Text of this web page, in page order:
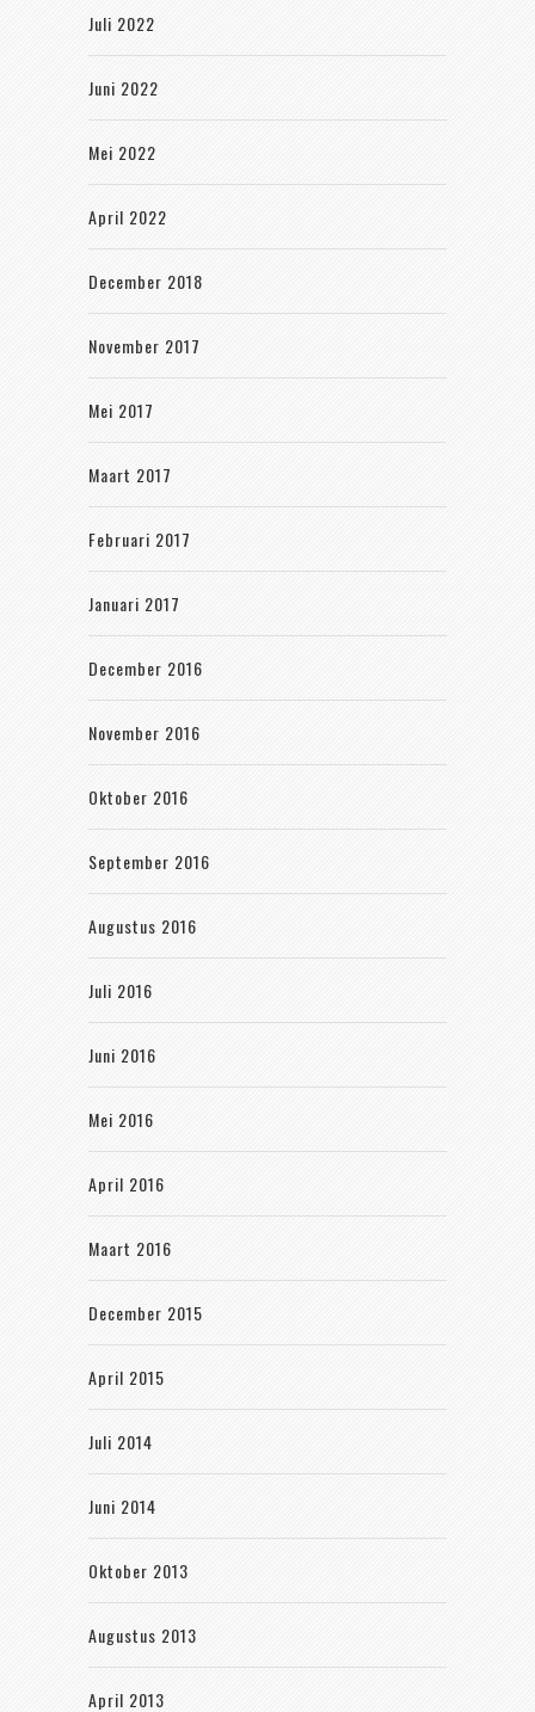
Juli 2022
Juni 2022
Mei 2022
April 2022
December 2018
November 2017
Mei 2017
Maart 2017
Februari 2017
Januari 2017
December 2016
November 2016
Oktober 2016
September 2016
Augustus 2016
Juli 2016
Juni 2016
Mei 2016
April 2016
Maart 2016
December 2015
April 2015
Juli 2014
Juni 2014
Oktober 2013
Augustus 2013
April 2013